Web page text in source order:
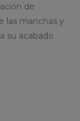
de
las manchas y
su acabado